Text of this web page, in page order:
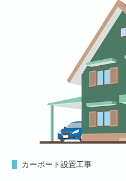
株式会社埼玉トーカイ
採用情報
お問い合わせ
カーポート設置工事